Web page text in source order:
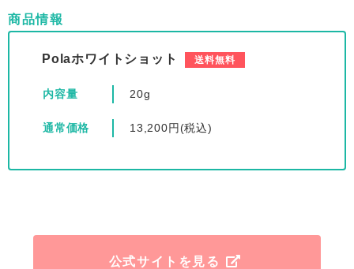
商品情報
Polaホワイトショット 送料無料
内容量 20g
通常価格 13,200円(税込)
公式サイトを見る